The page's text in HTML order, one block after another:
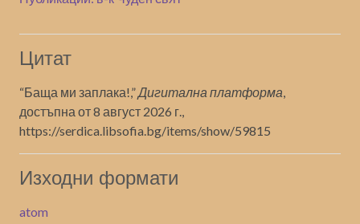
Цитат
“Баща ми заплака!,”Дигитална платформа,
достъпна от 8 август 2026 г.,
https://serdica.libsofia.bg/items/show/59815
Изходни формати
atom